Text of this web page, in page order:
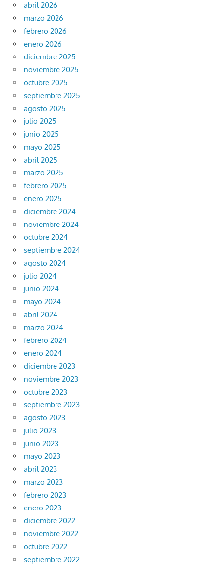
abril 2026
marzo 2026
febrero 2026
enero 2026
diciembre 2025
noviembre 2025
octubre 2025
septiembre 2025
agosto 2025
julio 2025
junio 2025
mayo 2025
abril 2025
marzo 2025
febrero 2025
enero 2025
diciembre 2024
noviembre 2024
octubre 2024
septiembre 2024
agosto 2024
julio 2024
junio 2024
mayo 2024
abril 2024
marzo 2024
febrero 2024
enero 2024
diciembre 2023
noviembre 2023
octubre 2023
septiembre 2023
agosto 2023
julio 2023
junio 2023
mayo 2023
abril 2023
marzo 2023
febrero 2023
enero 2023
diciembre 2022
noviembre 2022
octubre 2022
septiembre 2022